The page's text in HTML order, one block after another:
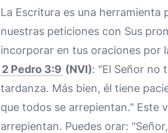
La Escritura es una herramienta
nuestras peticiones con Sus
incorporar en tus oraciones por
2 Pedro 3:9 (NVI): "El Señor no
tardanza. Más bien, él tiene
que todos se arrepientan." Este
arrepientan. Puedes orar: